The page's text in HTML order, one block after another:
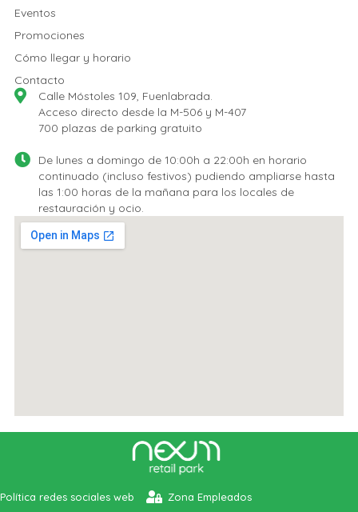
Eventos
Promociones
Cómo llegar y horario
Contacto
Calle Móstoles 109, Fuenlabrada.
Acceso directo desde la M-506 y M-407
700 plazas de parking gratuito
De lunes a domingo de 10:00h a 22:00h en horario
continuado (incluso festivos) pudiendo ampliarse hasta
las 1:00 horas de la mañana para los locales de
restauración y ocio.
Política redes sociales web Zona Empleados